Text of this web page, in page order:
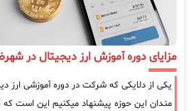
مزایای دوره آموزش ارز دیجیتال در
یکی از دلایکی که شرکت در دوره آموزشی ارز
مندان این حوزه پیشنهاد میکنیم این است که